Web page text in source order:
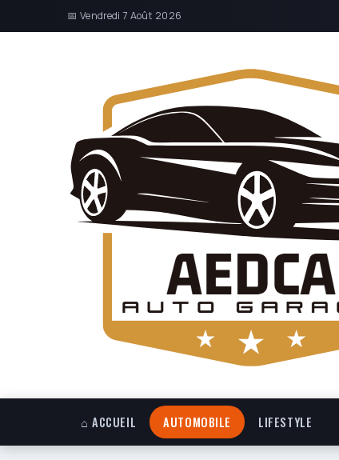
📅 Vendredi 7 Août 2026
⌂ ACCUEIL AUTOMOBILE LIFESTYLE